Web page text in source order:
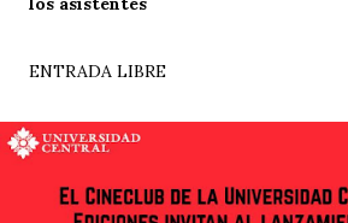
ENTRADA LIBRE